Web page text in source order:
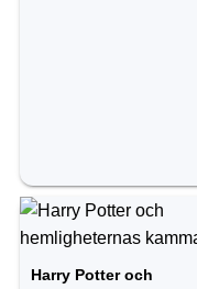
Harry Potter och